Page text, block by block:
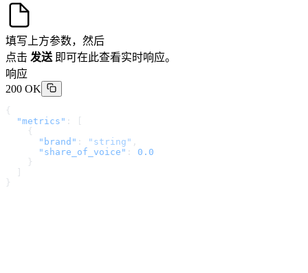
填写上方参数，然后
点击 发送 即可在此查看实时响应。
响应
200 OK
{
  "metrics"
: [
    {
      "brand"
: "string" ,
      "share_of_voice"
: 0.0
    }
}